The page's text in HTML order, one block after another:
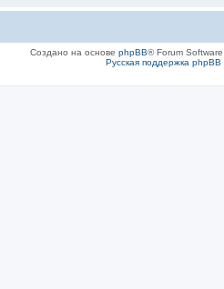
Создано на основе phpBB® Forum
Русская поддержка phpBB